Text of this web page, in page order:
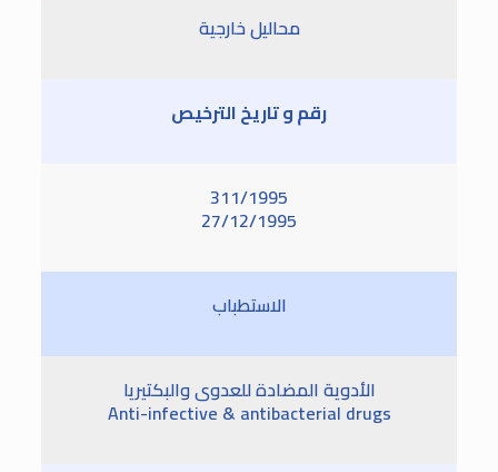
محاليل خارجية
رقم و تاريخ الترخيص
311/1995
27/12/1995
الاستطباب
الأدوية المضادة للعدوى والبكتيريا
Anti-infective & antibacterial drugs